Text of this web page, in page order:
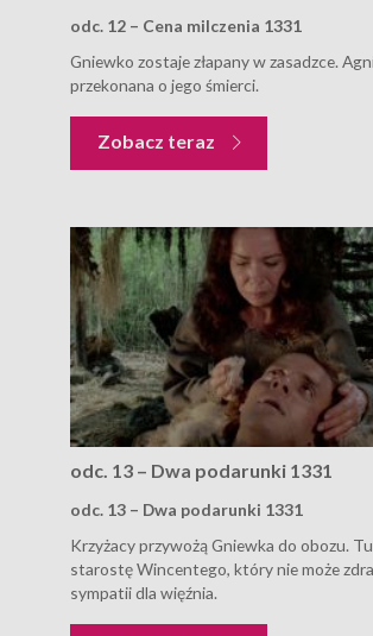
odc. 12 – Cena milczenia 1331
Gniewko zostaje złapany w zasadzce.
przekonana o jego śmierci.
Zobacz teraz
odc. 13 – Dwa podarunki 1331
odc. 13 – Dwa podarunki 1331
Krzyżacy przywożą Gniewka do obozu.
starostę Wincentego, który nie może
sympatii dla więźnia.